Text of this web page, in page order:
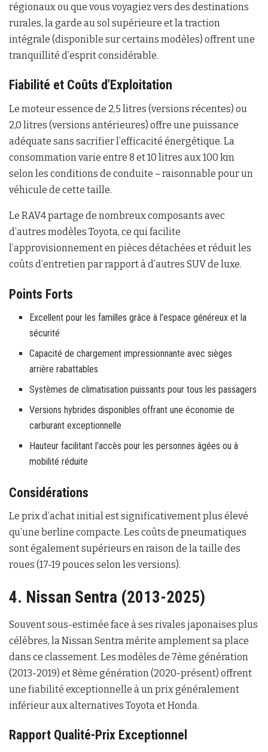
régionaux ou que vous voyagiez vers des destinations
rurales, la garde au sol supérieure et la traction
intégrale (disponible sur certains modèles) offrent une
tranquillité d’esprit considérable.
Fiabilité et Coûts d’Exploitation
Le moteur essence de 2,5 litres (versions récentes) ou
2,0 litres (versions antérieures) offre une puissance
adéquate sans sacrifier l’efficacité énergétique. La
consommation varie entre 8 et 10 litres aux 100 km
selon les conditions de conduite – raisonnable pour un
véhicule de cette taille.
Le RAV4 partage de nombreux composants avec
d’autres modèles Toyota, ce qui facilite
l’approvisionnement en pièces détachées et réduit les
coûts d’entretien par rapport à d’autres SUV de luxe.
Points Forts
Excellent pour les familles grâce à l’espace généreux et la
sécurité
Capacité de chargement impressionnante avec sièges
arrière rabattables
Systèmes de climatisation puissants pour tous les passagers
Versions hybrides disponibles offrant une économie de
carburant exceptionnelle
Hauteur facilitant l’accès pour les personnes âgées ou à
mobilité réduite
Considérations
Le prix d’achat initial est significativement plus élevé
qu’une berline compacte. Les coûts de pneumatiques
sont également supérieurs en raison de la taille des
roues (17-19 pouces selon les versions).
4. Nissan Sentra (2013-2025)
Souvent sous-estimée face à ses rivales japonaises plus
célèbres, la Nissan Sentra mérite amplement sa place
dans ce classement. Les modèles de 7ème génération
(2013-2019) et 8ème génération (2020-présent) offrent
une fiabilité exceptionnelle à un prix généralement
inférieur aux alternatives Toyota et Honda.
Rapport Qualité-Prix Exceptionnel